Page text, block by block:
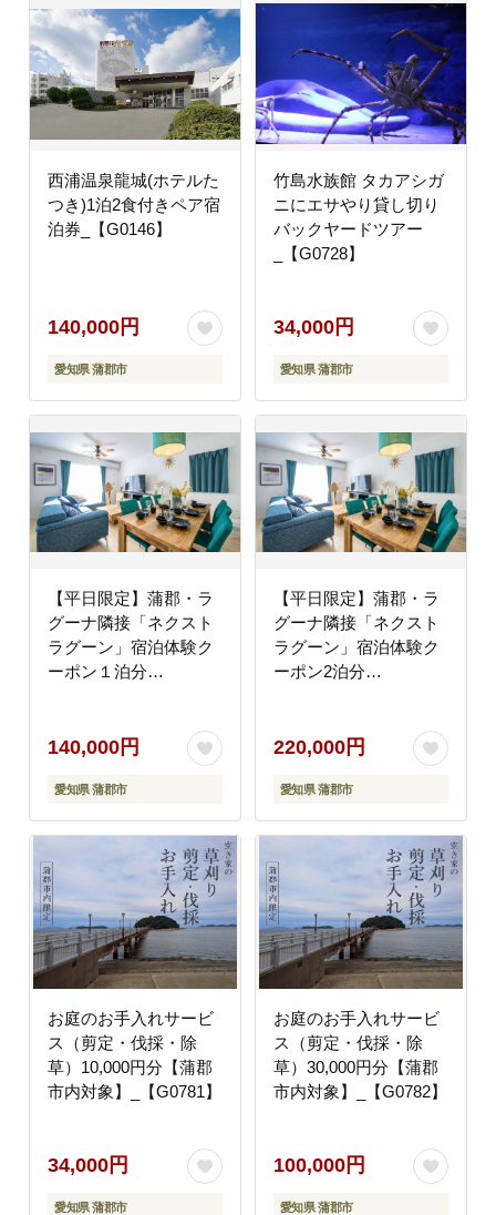
西浦温泉龍城(ホテルた
つき)1泊2食付きペア宿
泊券_【G0146】
140,000円
愛知県 蒲郡市
竹島水族館 タカアシガ
ニにエサやり貸し切り
バックヤードツアー
_【G0728】
34,000円
愛知県 蒲郡市
【平日限定】蒲郡・ラ
グーナ隣接「ネクスト
ラグーン」宿泊体験ク
ーポン１泊分
140,000円
愛知県 蒲郡市
【平日限定】蒲郡・ラ
グーナ隣接「ネクスト
ラグーン」宿泊体験ク
ーポン2泊分
220,000円
愛知県 蒲郡市
お庭のお手入れサービ
ス（剪定・伐採・除
草）10,000円分【蒲郡
市内対象】_【G0781】
34,000円
愛知県 蒲郡市
お庭のお手入れサービ
ス（剪定・伐採・除
草）30,000円分【蒲郡
市内対象】_【G0782】
100,000円
愛知県 蒲郡市